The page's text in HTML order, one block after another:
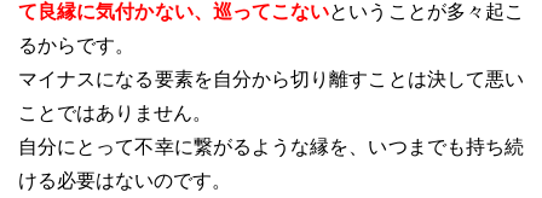
て良縁に気付かない、巡ってこないということが多々起こ
るからです。
マイナスになる要素を自分から切り離すことは決して悪い
ことではありません。
自分にとって不幸に繋がるような縁を、いつまでも持ち続
ける必要はないのです。